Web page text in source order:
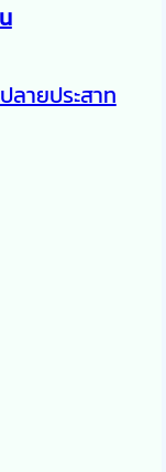
ลายประสาท